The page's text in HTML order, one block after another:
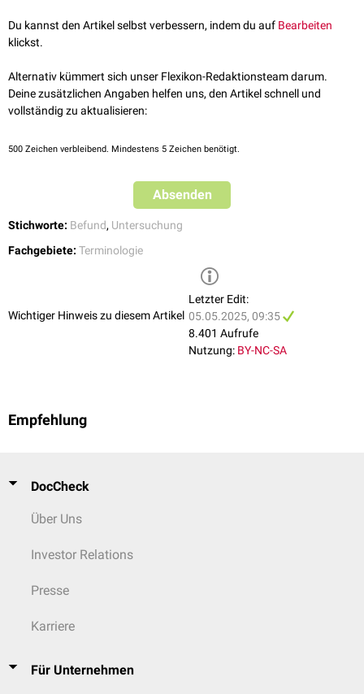
Du kannst den Artikel selbst verbessern, indem du auf Bearbeiten
klickst.
Alternativ kümmert sich unser Flexikon-Redaktionsteam darum.
Deine zusätzlichen Angaben helfen uns, den Artikel schnell und
vollständig zu aktualisieren:
500 Zeichen verbleibend. Mindestens 5 Zeichen benötigt.
Absenden
Stichworte: Befund, Untersuchung
Fachgebiete: Terminologie
Wichtiger Hinweis zu diesem Artikel
Letzter Edit:
05.05.2025, 09:35
8.401 Aufrufe
Nutzung: BY-NC-SA
Empfehlung
DocCheck
Über Uns
Investor Relations
Presse
Karriere
Für Unternehmen